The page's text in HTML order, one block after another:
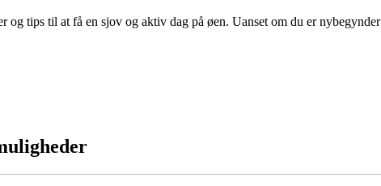
tips til at få en sjov og aktiv dag på øen. Uanset om du er